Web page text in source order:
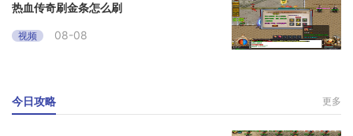
热血传奇刷金条怎么刷
视频 08-08
今日攻略 更多